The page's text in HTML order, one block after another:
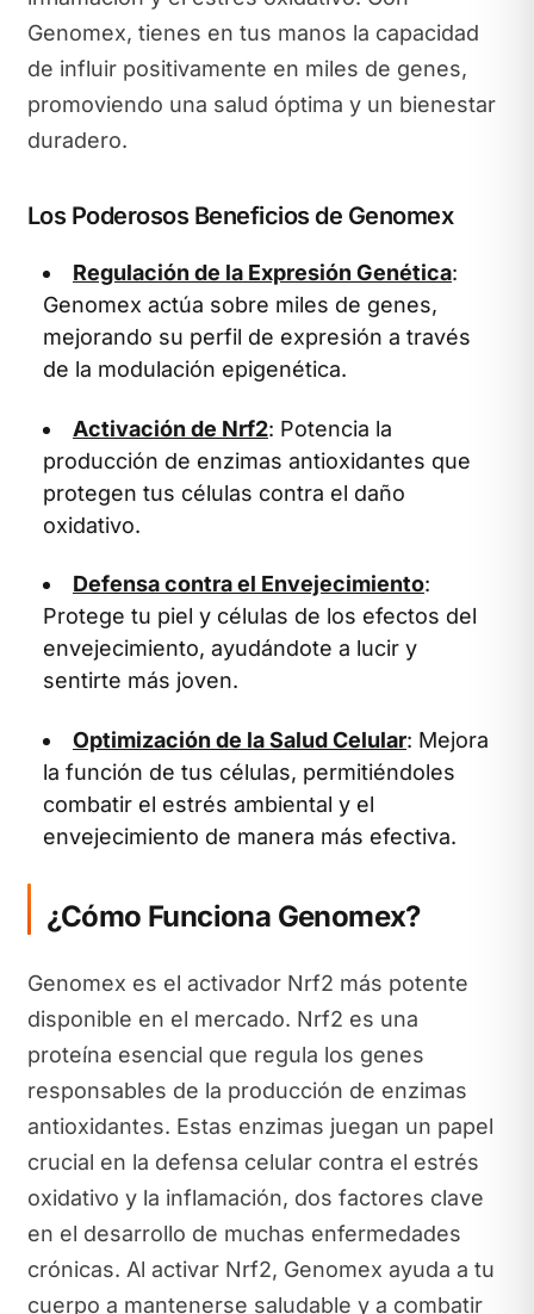
Genomex, tienes en tus manos la capacidad
de influir positivamente en miles de genes,
promoviendo una salud óptima y un bienestar
duradero.
Los Poderosos Beneficios de Genomex
Regulación de la Expresión Genética:
Genomex actúa sobre miles de genes,
mejorando su perfil de expresión a través
de la modulación epigenética.
Activación de Nrf2: Potencia la
producción de enzimas antioxidantes que
protegen tus células contra el daño
oxidativo.
Defensa contra el Envejecimiento:
Protege tu piel y células de los efectos del
envejecimiento, ayudándote a lucir y
sentirte más joven.
Optimización de la Salud Celular: Mejora
la función de tus células, permitiéndoles
combatir el estrés ambiental y el
envejecimiento de manera más efectiva.
¿Cómo Funciona Genomex?
Genomex es el activador Nrf2 más potente
disponible en el mercado. Nrf2 es una
proteína esencial que regula los genes
responsables de la producción de enzimas
antioxidantes. Estas enzimas juegan un papel
crucial en la defensa celular contra el estrés
oxidativo y la inflamación, dos factores clave
en el desarrollo de muchas enfermedades
crónicas. Al activar Nrf2, Genomex ayuda a tu
cuerpo a mantenerse saludable y a combatir